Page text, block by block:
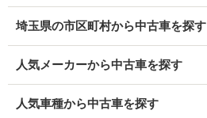
埼玉県の市区町村から中古車を探す
人気メーカーから中古車を探す
人気車種から中古車を探す